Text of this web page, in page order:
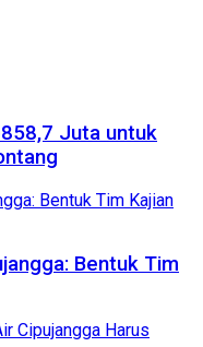
Juta untuk
Bentuk Tim